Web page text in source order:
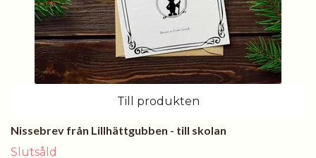
Till produkten
Nissebrev från Lillhättgubben - till skolan
Slutsåld